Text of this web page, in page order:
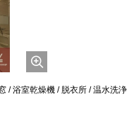
/ 浴室乾燥機 / 脱衣所 / 温水洗浄